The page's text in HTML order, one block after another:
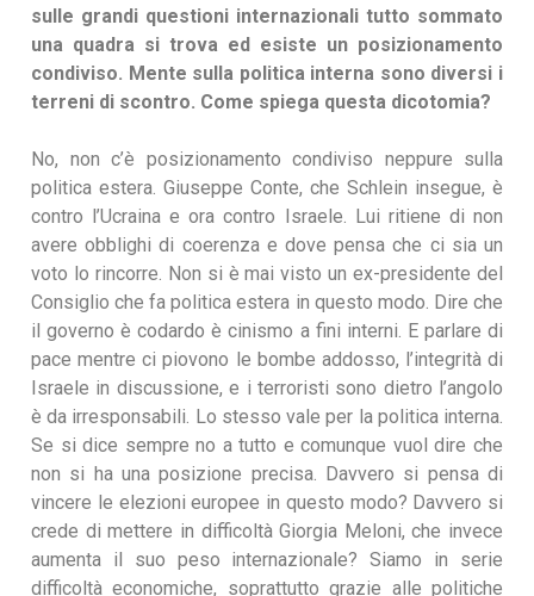
sulle grandi questioni internazionali tutto sommato
una quadra si trova ed esiste un posizionamento
condiviso. Mente sulla politica interna sono diversi i
terreni di scontro. Come spiega questa dicotomia?
No, non c’è posizionamento condiviso neppure sulla
politica estera. Giuseppe Conte, che Schlein insegue, è
contro l’Ucraina e ora contro Israele. Lui ritiene di non
avere obblighi di coerenza e dove pensa che ci sia un
voto lo rincorre. Non si è mai visto un ex-presidente del
Consiglio che fa politica estera in questo modo. Dire che
il governo è codardo è cinismo a fini interni. E parlare di
pace mentre ci piovono le bombe addosso, l’integrità di
Israele in discussione, e i terroristi sono dietro l’angolo
è da irresponsabili. Lo stesso vale per la politica interna.
Se si dice sempre no a tutto e comunque vuol dire che
non si ha una posizione precisa. Davvero si pensa di
vincere le elezioni europee in questo modo? Davvero si
crede di mettere in difficoltà Giorgia Meloni, che invece
aumenta il suo peso internazionale? Siamo in serie
difficoltà economiche, soprattutto grazie alle politiche